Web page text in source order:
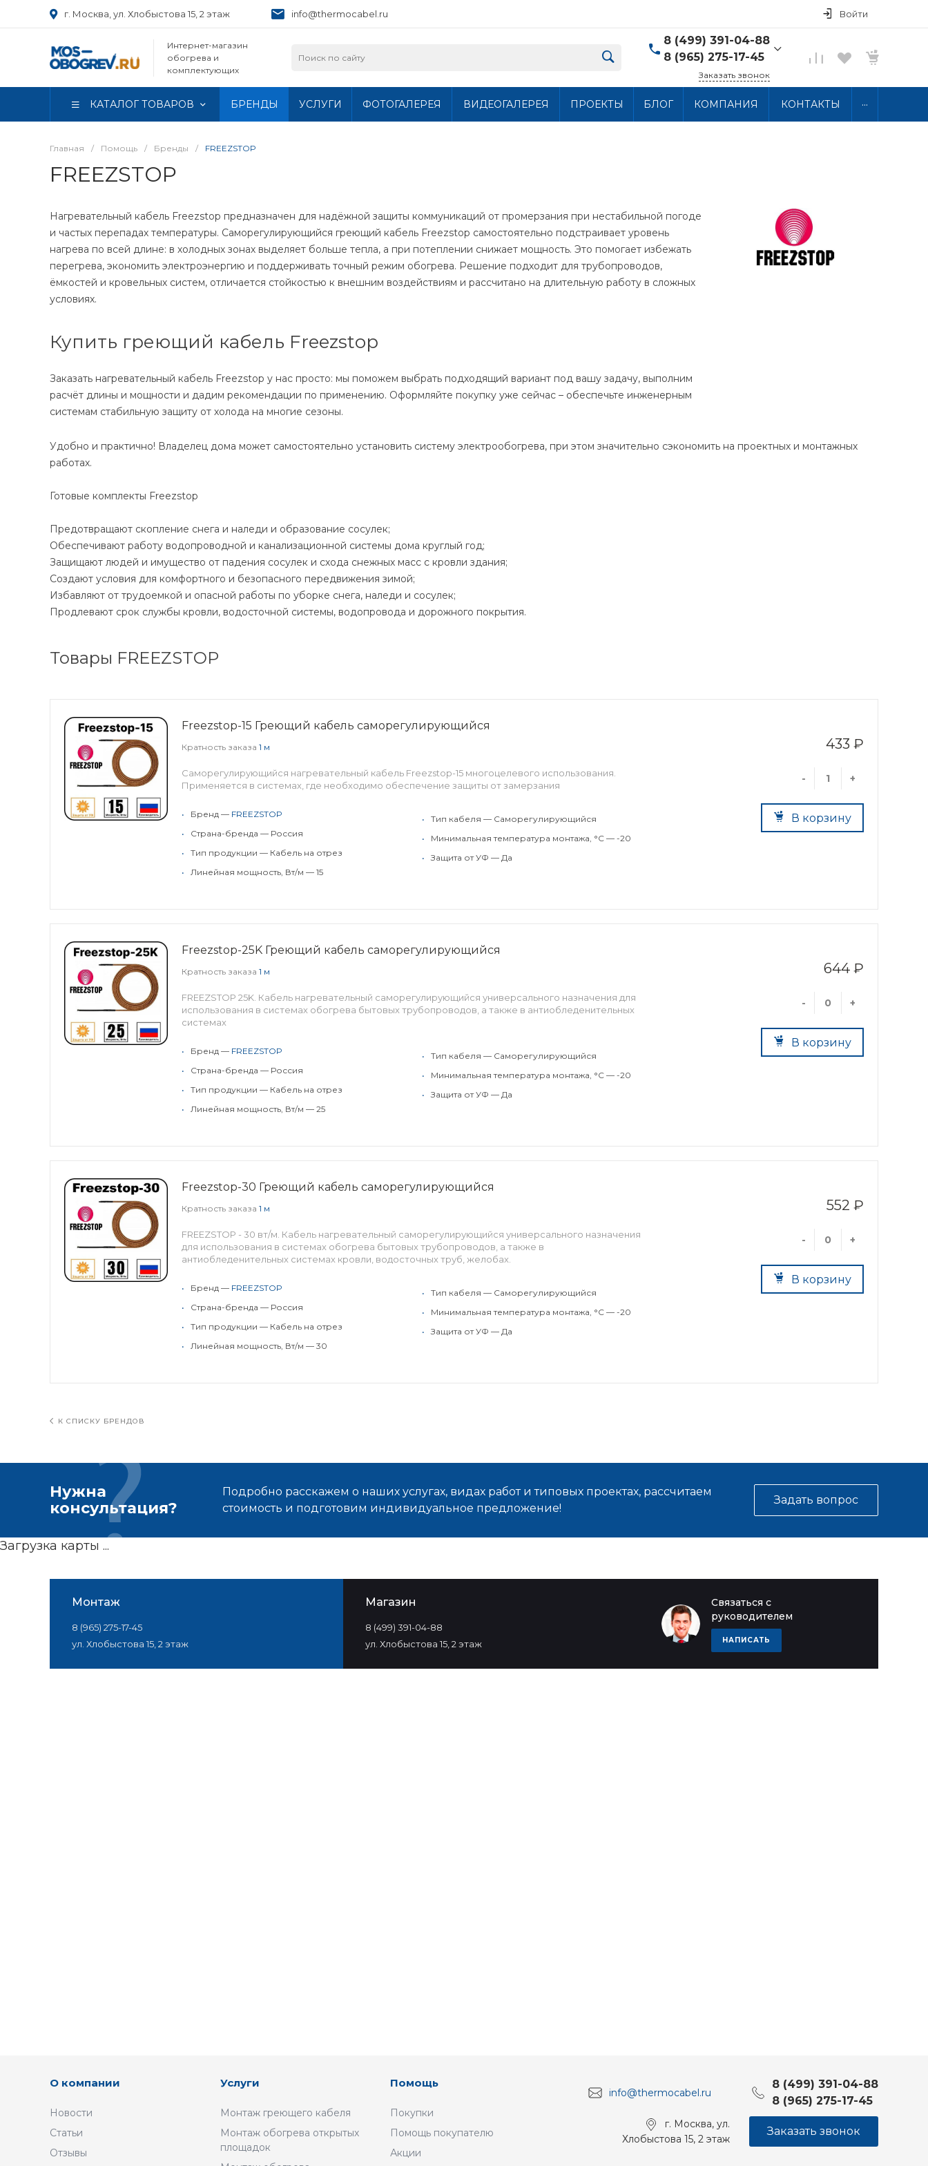
г. Москва, ул. Хлобыстова 15, 2 этаж info@thermocabel.ru Войти
Интернет-магазин
обогрева и
комплектующих
8 (499) 391-04-88
8 (965) 275-17-45
8 (499) 391-04-88
Хлобыстова 15, 2 этаж
Заказать звонок
КАТАЛОГ ТОВАРОВ БРЕНДЫ УСЛУГИ ФОТОГАЛЕРЕЯ ВИДЕОГАЛЕРЕЯ ПРОЕКТЫ БЛОГ КОМПАНИЯ КОНТАКТЫ ...
Главная / Помощь / Бренды / FREEZSTOP
FREEZSTOP
Нагревательный кабель Freezstop предназначен для надёжной защиты коммуникаций от промерзания при нестабильной погоде
и частых перепадах температуры. Саморегулирующийся греющий кабель Freezstop самостоятельно подстраивает уровень
нагрева по всей длине: в холодных зонах выделяет больше тепла, а при потеплении снижает мощность. Это помогает избежать
перегрева, экономить электроэнергию и поддерживать точный режим обогрева. Решение подходит для трубопроводов,
ёмкостей и кровельных систем, отличается стойкостью к внешним воздействиям и рассчитано на длительную работу в сложных
условиях.
Купить греющий кабель Freezstop
Заказать нагревательный кабель Freezstop у нас просто: мы поможем выбрать подходящий вариант под вашу задачу, выполним
расчёт длины и мощности и дадим рекомендации по применению. Оформляйте покупку уже сейчас – обеспечьте инженерным
системам стабильную защиту от холода на многие сезоны.
Удобно и практично! Владелец дома может самостоятельно установить систему электрообогрева, при этом значительно сэкономить на проектных и монтажных
работах.
Готовые комплекты Freezstop
Предотвращают скопление снега и наледи и образование сосулек;
Обеспечивают работу водопроводной и канализационной системы дома круглый год;
Защищают людей и имущество от падения сосулек и схода снежных масс с кровли здания;
Создают условия для комфортного и безопасного передвижения зимой;
Избавляют от трудоемкой и опасной работы по уборке снега, наледи и сосулек;
Продлевают срок службы кровли, водосточной системы, водопровода и дорожного покрытия.
Товары FREEZSTOP
433 ₽
- +
В корзину
Freezstop-15 Греющий кабель саморегулирующийся
Кратность заказа 1 м
Cаморегулирующийся нагревательный кабель Freezstop-15 многоцелевого использования.
Применяется в системах, где необходимо обеспечение защиты от замерзания
• Бренд — FREEZSTOP
•
Страна-бренда — Россия
•
Тип продукции — Кабель на отрез
•
Линейная мощность, Вт/м — 15
•
Тип кабеля — Саморегулирующийся
•
Минимальная температура монтажа, °C — -20
•
Защита от УФ — Да
644 ₽
- +
В корзину
Freezstop-25K Греющий кабель саморегулирующийся
Кратность заказа 1 м
FREEZSTOP 25K. Кабель нагревательный саморегулирующийся универсального назначения для
использования в системах обогрева бытовых трубопроводов, а также в антиобледенительных
системах
• Бренд — FREEZSTOP
•
Страна-бренда — Россия
•
Тип продукции — Кабель на отрез
•
Линейная мощность, Вт/м — 25
•
Тип кабеля — Саморегулирующийся
•
Минимальная температура монтажа, °C — -20
•
Защита от УФ — Да
552 ₽
- +
В корзину
Freezstop-30 Греющий кабель саморегулирующийся
Кратность заказа 1 м
FREEZSTOP - 30 вт/м. Кабель нагревательный саморегулирующийся универсального назначения
для использования в системах обогрева бытовых трубопроводов, а также в
антиобледенительных системах кровли, водосточных труб, желобах.
• Бренд — FREEZSTOP
•
Страна-бренда — Россия
•
Тип продукции — Кабель на отрез
•
Линейная мощность, Вт/м — 30
•
Тип кабеля — Саморегулирующийся
•
Минимальная температура монтажа, °C — -20
•
Защита от УФ — Да
К СПИСКУ БРЕНДОВ
Нужна
консультация?
Подробно расскажем о наших услугах, видах работ и типовых проектах, рассчитаем
стоимость и подготовим индивидуальное предложение!
Задать вопрос
Связаться с
руководителем
НАПИСАТЬ
Монтаж
8 (965) 275-17-45
ул. Хлобыстова 15, 2 этаж
Магазин
8 (499) 391-04-88
ул. Хлобыстова 15, 2 этаж
Загрузка карты ...
О компании
Новости
Статьи
Отзывы
Услуги
Монтаж греющего кабеля
Монтаж обогрева открытых
площадок
Помощь
Покупки
Помощь покупателю
Акции
info@thermocabel.ru
8 (499) 391-04-88
8 (965) 275-17-45
г. Москва, ул.
Хлобыстова 15, 2 этаж
Заказать звонок